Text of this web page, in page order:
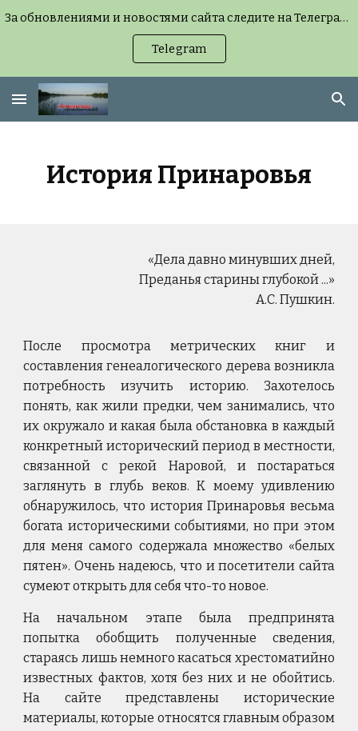
За обновлениями и новостями сайта следите на Телеграм-канале (можно без регистрации, но удобнее с подпиской) или на странице «Новости сайта».
Telegram
История Принаровья
«Дела давно минувших дней,
Преданья старины глубокой ...»
А.С. Пушкин.
После просмотра метрических книг и
составления генеалогического дерева возникла
потребность изучить историю. Захотелось
понять, как жили предки, чем занимались, что
их окружало и какая была обстановка в каждый
конкретный исторический период в местности,
связанной с рекой Наровой, и постараться
заглянуть в глубь веков. К моему удивлению
обнаружилось, что история Принаровья весьма
богата историческими событиями, но при этом
для меня самого содержала множество «белых
пятен». Очень надеюсь, что и посетители сайта
сумеют открыть для себя что-то новое.
На начальном этапе была предпринята
попытка обобщить полученные сведения,
стараясь лишь немного касаться хрестоматийно
известных фактов, хотя без них и не обойтись.
На сайте представлены исторические
материалы, которые относятся главным образом